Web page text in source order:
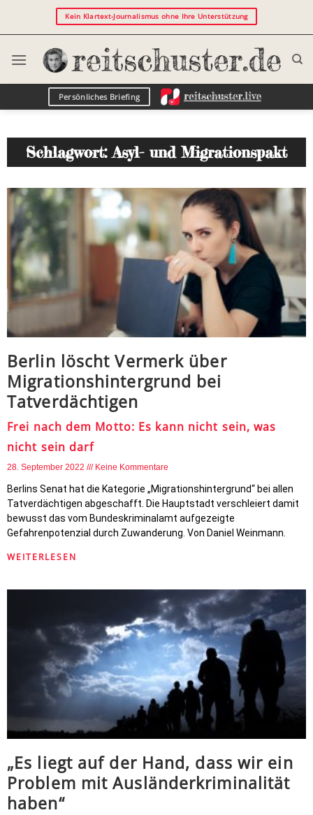
Kein Klartext-Journalismus ohne Ihre Unterstützung
Persönliches Briefing
Schlagwort: Asyl- und Migrationspakt
Berlin löscht Vermerk über
Migrationshintergrund bei
Tatverdächtigen
Frei nach dem Motto: Es kann nicht sein, was
nicht sein darf
28. September 2022 Keine Kommentare
Berlins Senat hat die Kategorie „Migrationshintergrund“ bei allen
Tatverdächtigen abgeschafft. Die Hauptstadt verschleiert damit
bewusst das vom Bundeskriminalamt aufgezeigte
Gefahrenpotenzial durch Zuwanderung. Von Daniel Weinmann.
WEITERLESEN
„Es liegt auf der Hand, dass wir ein
Problem mit Ausländerkriminalität
haben“